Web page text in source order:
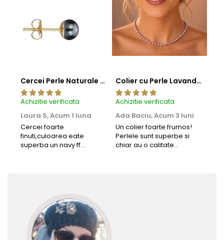
Cercei Perle Naturale Negre 5-6 mm, Buton AAA, Aur 14K (aur 585), Tip Șurub | KASKADDA®
Achizitie verificata
Laura S,Acum 1 luna
Cercei foarte
finuti,culoarea eate
superba un navy ff
Colier cu Perle Lavanda la Baza Gatului, de 4-5 mm, Perle Rare, Calitate AAA+, Aur 14K | KASKADDA®
Achizitie verificata
Ada Baciu,Acum 3 luni
Un colier foarte frumos!
Perlele sunt superbe si
chiar au o calitate